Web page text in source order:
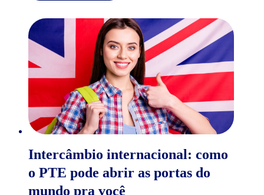
Intercâmbio internacional: como
o PTE pode abrir as portas do
mundo pra você